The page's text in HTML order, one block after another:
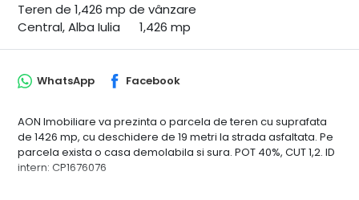
Teren de 1,426 mp de vânzare
Central, Alba Iulia
1,426 mp
WhatsApp Facebook
AON Imobiliare va prezinta o parcela de teren cu suprafata
de 1426 mp, cu deschidere de 19 metri la strada asfaltata. Pe
parcela exista o casa demolabila si sura. POT 40%, CUT 1,2. ID
intern: CP1676076